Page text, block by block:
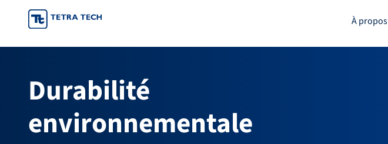
content
À propos
Durabilité
environnementale